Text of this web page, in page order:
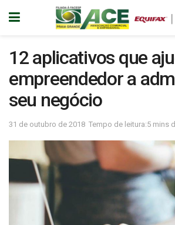
12 aplicativos que
empreendedor a
seu negócio
31 de outubro de 2018 Tempo de leitura:5 mins